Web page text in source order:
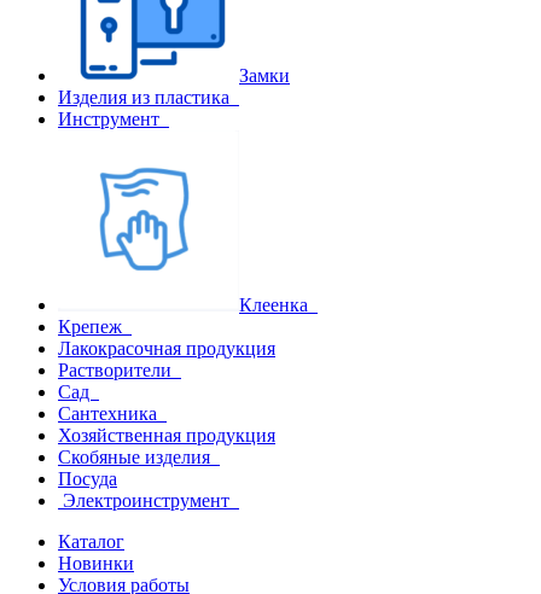
Замки
Изделия из пластика
Инструмент
Клеенка
Крепеж
Лакокрасочная продукция
Растворители
Сад
Сантехника
Хозяйственная продукция
Скобяные изделия
Посуда
Электроинструмент
Каталог
Новинки
Условия работы